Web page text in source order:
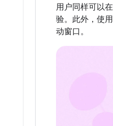
用户同样可以
验。此外，使
动窗口。